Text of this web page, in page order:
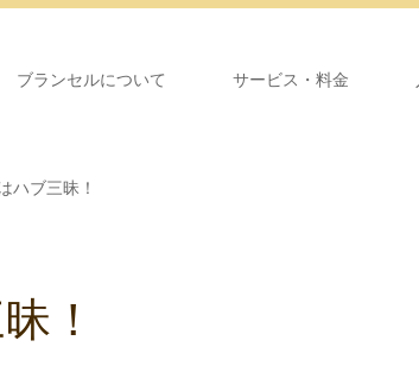
ブランセルについて サービス・料金
ハブ三昧！
！